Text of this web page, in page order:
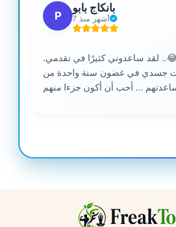
P
بانكاج بابو
7 أشهر منذ
لقد ساعدوني كثيرًا في تقدمي.
جسدي في غضون سنة واحدة من